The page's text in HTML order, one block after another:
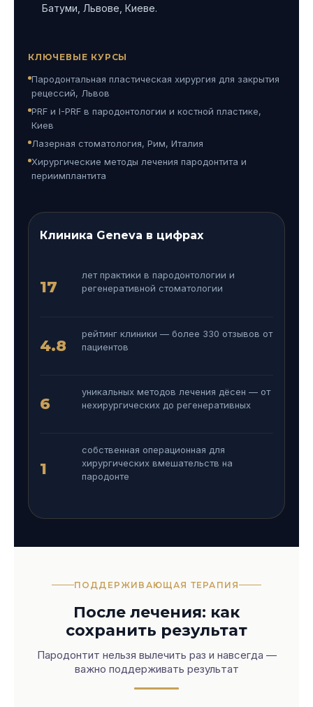
Батуми, Львове, Киеве.
КЛЮЧЕВЫЕ КУРСЫ
Пародонтальная пластическая хирургия для закрытия
рецессий, Львов
PRF и I-PRF в пародонтологии и костной пластике,
Киев
Лазерная стоматология, Рим, Италия
Хирургические методы лечения пародонтита и
периимплантита
Клиника Geneva в цифрах
17
лет практики в пародонтологии и
регенеративной стоматологии
4.8
рейтинг клиники — более 330 отзывов от
пациентов
6
уникальных методов лечения дёсен — от
нехирургических до регенеративных
1
собственная операционная для
хирургических вмешательств на
пародонте
ПОДДЕРЖИВАЮЩАЯ ТЕРАПИЯ
После лечения: как
сохранить результат
Пародонтит нельзя вылечить раз и навсегда —
важно поддерживать результат